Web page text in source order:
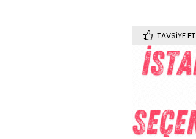
TAVSIYE ET